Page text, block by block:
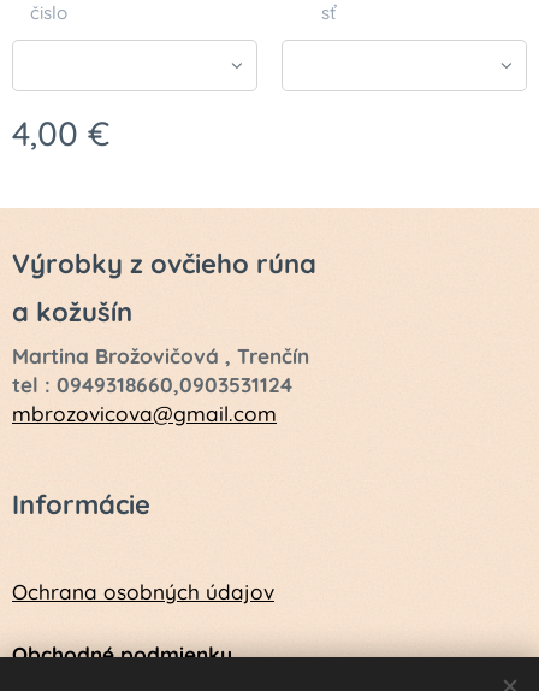
čislo
sť
4,00 €
Výrobky z ovčieho rúna
a kožušín
Martina Brožovičová , Trenčín
tel : 0949318660,0903531124
mbrozovicova@gmail.com
Informácie
Ochrana osobných údajov
Obchodné podmienky